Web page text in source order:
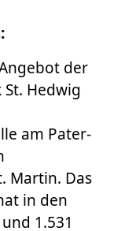
der
Hedwig
am Pater-
Martin. Das
in den
1.531